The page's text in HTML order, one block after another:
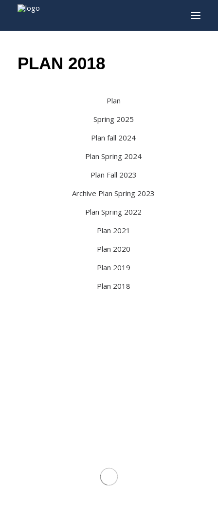
INFO
TICKETS
ENGLISH
FRANÇAIS
NEDERLANDS
PLAN 2018
Plan
Spring 2025
Plan fall 2024
Plan Spring 2024
Plan Fall 2023
Archive Plan Spring 2023
Plan Spring 2022
Plan 2021
Plan 2020
Plan 2019
Plan 2018